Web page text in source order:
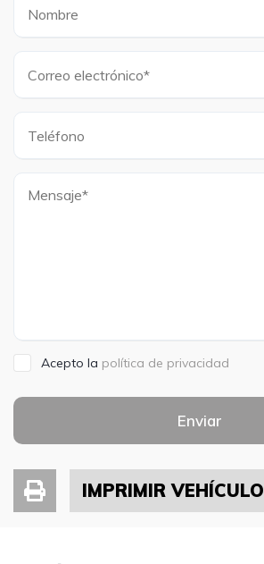
Acepto la política de privacidad
Enviar
IMPRIMIR VEHÍCULO